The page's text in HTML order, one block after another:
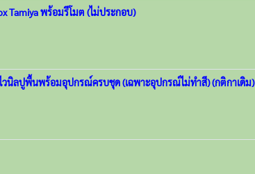
Tamiya พร้อมรีโมต (ไม่ประกอบ)
นิลปูพื้นพร้อมอุปกรณ์ครบชุด (เฉพาะอุปกรณ์ไม่ทำสี) (กติกาเดิม)